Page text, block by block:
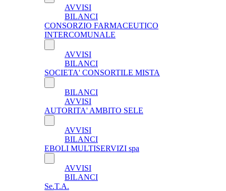
AVVISI
BILANCI
CONSORZIO FARMACEUTICO
INTERCOMUNALE
AVVISI
BILANCI
SOCIETA' CONSORTILE MISTA
BILANCI
AVVISI
AUTORITA' AMBITO SELE
AVVISI
BILANCI
EBOLI MULTISERVIZI spa
AVVISI
BILANCI
Se.T.A.